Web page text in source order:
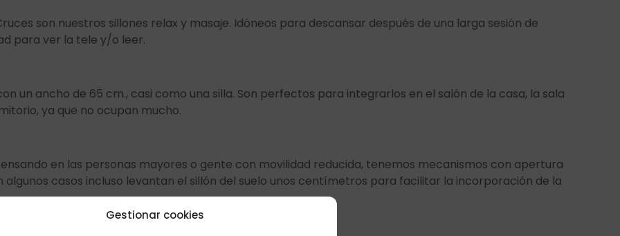
Gestionar cookies
son nuestros sillones relax y masaje. Idóneos para descansar después de una larga sesión de
para ver la tele y/o leer.
un ancho de 65 cm., casi como una silla. Son perfectos para integrarlos en el salón de la casa, la sala
ya que no ocupan mucho.
en las personas mayores o gente con movilidad reducida, tenemos mecanismos con apertura
casos incluso levantan el sillón del suelo unos centímetros para facilitar la incorporación de la